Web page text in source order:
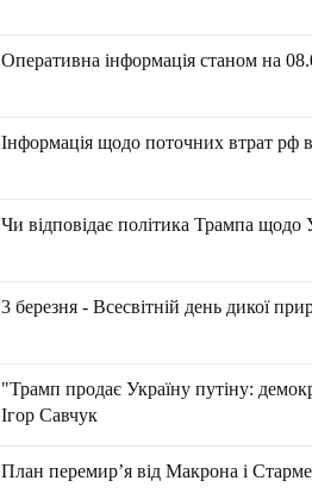
Оперативна інформація станом на
Інформація щодо поточних втрат рф
Чи відповідає політика Трампа щодо
3 березня - Всесвітній день дикої
"Трамп продає Україну путіну:
Ігор Савчук
План перемирʼя від Макрона і